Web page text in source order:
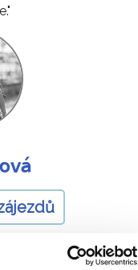
která odemykají